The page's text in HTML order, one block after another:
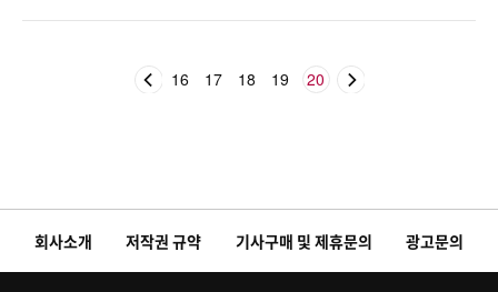
16 17 18 19 20
회사소개 저작권 규약 기사구매 및 제휴문의 광고문의